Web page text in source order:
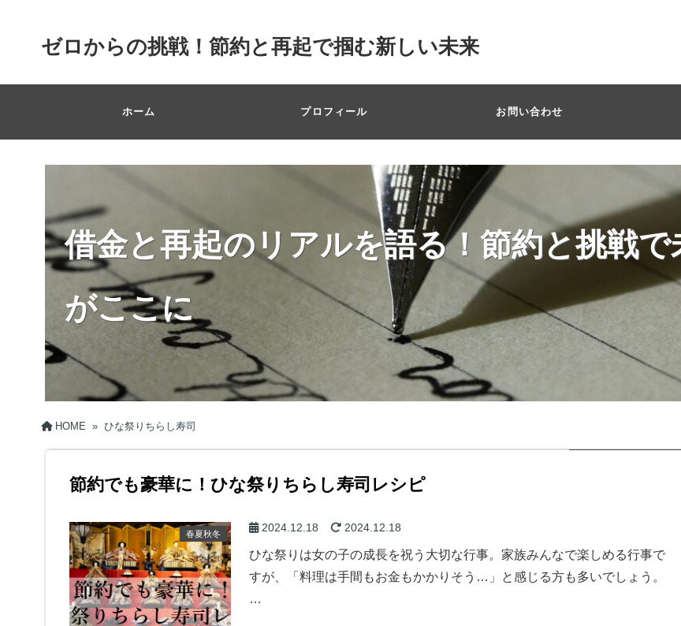
ゼロからの挑戦！節約と再起で掴む新しい未来
ホーム プロフィール お問い合わせ
借金と再起のリアルを語る！節約と挑戦
がここに
HOME » ひな祭りちらし寿司
節約でも豪華に！ひな祭りちらし寿司レシピ
春夏秋冬 2024.12.18 2024.12.18
ひな祭りは女の子の成長を祝う大切な行事。家族みんなで楽しめる行事で
すが、「料理は手間もお金もかかりそう…」と感じる方も多いでしょう。
…